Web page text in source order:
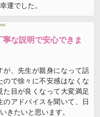
運でした。
な説明で安心できま
が、先生が親身になって話
ので徐々に不安感はなくな
た目が良くなって大変満足
のアドバイスを聞いて、日
きたいと思います。